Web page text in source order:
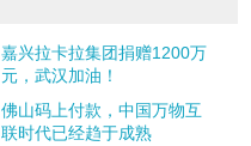
嘉兴拉卡拉集团捐赠1200万
元，武汉加油！
佛山码上付款，中国万物互
联时代已经趋于成熟